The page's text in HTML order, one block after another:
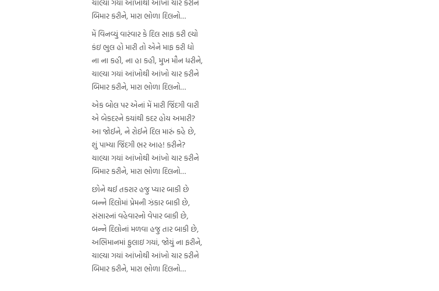
બિમાર કરીને, મારા ભોળા દિલનો…
મેં વિનવ્યું વારંવાર કે દિલ સાફ કરી લ્યો
કંઇ ભુલ હો મારી તો એને માફ કરી દ્યો
ના ના કહી, ના હા કહી, મુખ મૌન ધરીને,
ચાલ્યા ગયાં આંખોથી આંખો ચાર કરીને
બિમાર કરીને, મારા ભોળા દિલનો…
એક બોલ પર એનાં મેં મારી જિંદગી વારી
એ બેકદરને કયાંથી કદર હોય અમારી?
આ જોઈને, ને રોઈને દિલ મારું કહે છે,
શું પામ્યા જિંદગી ભર આહ! કરીને?
ચાલ્યા ગયાં આંખોથી આંખો ચાર કરીને
બિમાર કરીને, મારા ભોળા દિલનો…
છોને થઈ તકરાર હજુ પ્યાર બાકી છે
બન્ને દિલોમાં પ્રેમની ઝંકાર બાકી છે,
સંસારનાં વહેવારનો વેપાર બાકી છે,
બન્ને દિલોનાં મળવા હજુ તાર બાકી છે,
અભિમાનમાં ફુલાઇ ગયાં, જોયું ના ફરીને,
ચાલ્યા ગયાં આંખોથી આંખો ચાર કરીને
બિમાર કરીને, મારા ભોળા દિલનો…